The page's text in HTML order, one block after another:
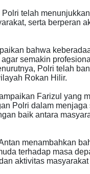
Polri telah
serta berperan
bahwa
semakin
Polri telah
Rokan Hilir.
Farizul yang
Polri dalam
baik antara
menambahkan
terhadap masa
aktivitas